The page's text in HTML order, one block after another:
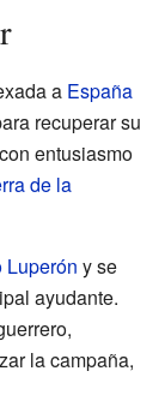
a España
recuperar su
entusiasmo
de la
Luperón y se
ayudante.
la campaña,